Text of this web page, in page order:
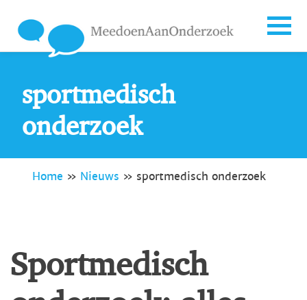
sportmedisch
onderzoek
Home » Nieuws » sportmedisch onderzoek
Sportmedisch